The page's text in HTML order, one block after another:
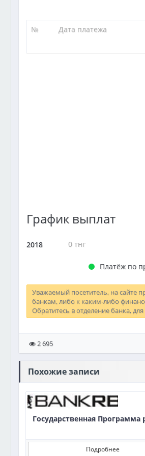
№ Дата платежа
График выплат
0 тнг
2018
Платёж по
Уважаемый посетитель, на сайте
банкам, либо к каким-либо
Обратитесь в отделение банка,
2 695
Похожие записи
Государственная
Подробнее